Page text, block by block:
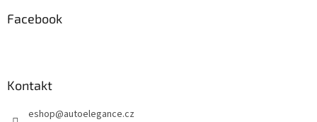
Facebook
Kontakt
eshop@autoelegance.cz